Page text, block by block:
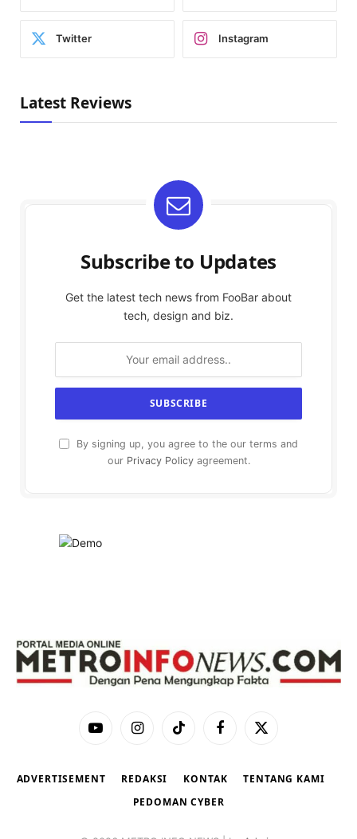
Twitter Instagram
Latest Reviews
Subscribe to Updates
Get the latest tech news from FooBar about
tech, design and biz.
By signing up, you agree to the our terms and
our Privacy Policyagreement.
YouTubeInstagramTikTok Facebook
X
ADVERTISEMENT REDAKSI KONTAK
TENTANG KAMI
PEDOMAN CYBER